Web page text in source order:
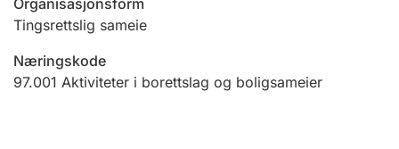
Offentlig sektor
Organisasjonsform
Tingsrettslig sameie
Næringskode
97.001 Aktiviteter i borettslag og boligsameier